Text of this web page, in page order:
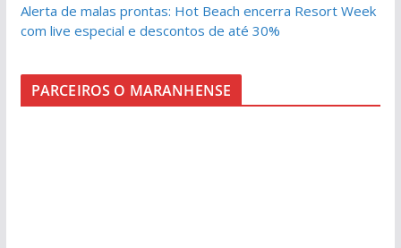
Alerta de malas prontas: Hot Beach encerra Resort Week
com live especial e descontos de até 30%
PARCEIROS O MARANHENSE